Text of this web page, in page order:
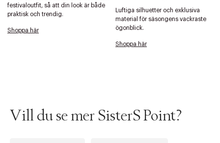
festivaloutfit, så att din look är både
praktisk och trendig.
Shoppa här
Luftiga silhuetter och exklusiva
material för säsongens vackraste
ögonblick.
Shoppa här
Vill du se mer SisterS Point?